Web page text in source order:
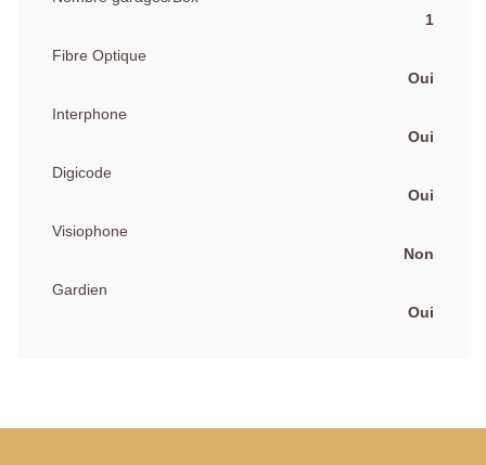
1
Fibre Optique
Oui
Interphone
Oui
Digicode
Oui
Visiophone
Non
Gardien
Oui